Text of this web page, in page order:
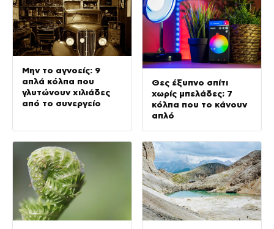
Μην το αγνοείς: 9
απλά κόλπα που
γλυτώνουν χιλιάδες
από το συνεργείο
Θες έξυπνο σπίτι
χωρίς μπελάδες; 7
κόλπα που το κάνουν
απλό